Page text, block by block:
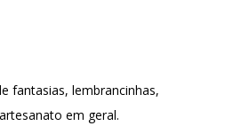
fantasias, lembrancinhas,
em geral.